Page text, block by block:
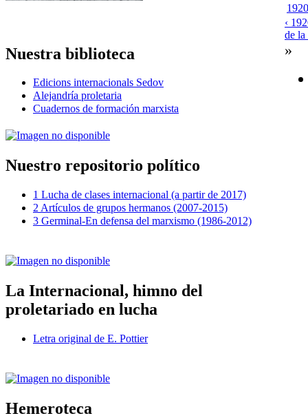
Nuestra biblioteca
Edicions internacionals Sedov
Alejandría proletaria
Cuadernos de formación marxista
Nuestro repositorio político
1 Lucha de clases internacional (a partir de 2017)
2 Artículos de grupos hermanos (2007-2015)
3 Germinal-En defensa del marxismo (1986-2012)
La Internacional, himno del
proletariado en lucha
Letra original de E. Pottier
Hemeroteca
‹
de la
»